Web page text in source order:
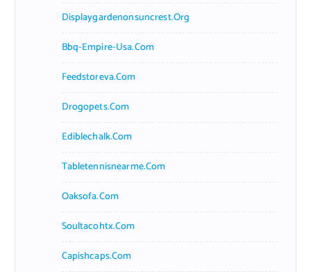
Displaygardenonsuncrest.org
Bbq-Empire-Usa.com
Feedstoreva.com
Drogopets.com
Ediblechalk.com
Tabletennisnearme.com
Oaksofa.com
Soultacohtx.com
Capishcaps.com